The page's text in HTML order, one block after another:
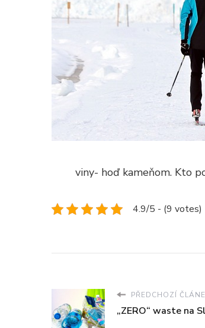
viny- hoď kameňom. Kto
4.9/5 - (9 votes)
PŘEDCHOZÍ
„ZERO“ waste na